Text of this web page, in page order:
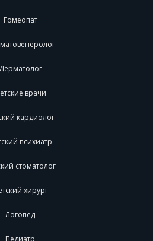
Гомеопат
Дерматолог
врачи
кардиолог
психиатр
стоматолог
хирург
Логопед
Педиатр